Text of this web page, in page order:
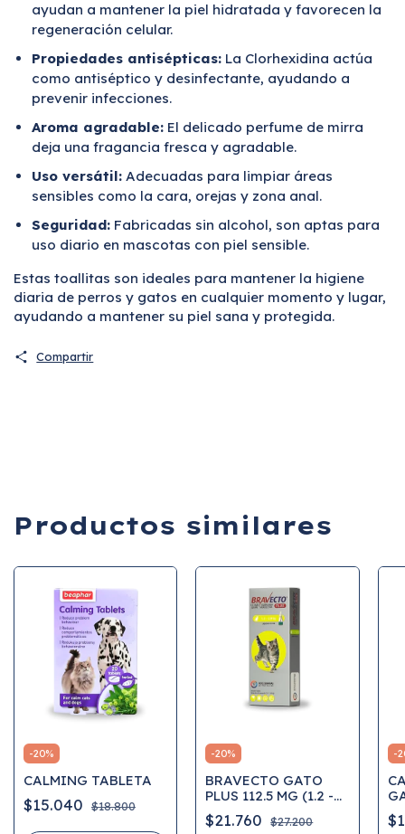
ayudan a mantener la piel hidratada y favorecen la
regeneración celular.
Propiedades antisépticas: La Clorhexidina actúa
como antiséptico y desinfectante, ayudando a
prevenir infecciones.
Aroma agradable: El delicado perfume de mirra
deja una fragancia fresca y agradable.
Uso versátil: Adecuadas para limpiar áreas
sensibles como la cara, orejas y zona anal.
Seguridad: Fabricadas sin alcohol, son aptas para
uso diario en mascotas con piel sensible.
Estas toallitas son ideales para mantener la higiene
diaria de perros y gatos en cualquier momento y lugar,
ayudando a mantener su piel sana y protegida.
Compartir
Productos similares
-20%
CALMING TABLETA
$15.040 $18.800
-20%
BRAVECTO GATO
PLUS 112.5 MG (1.2 -
2.8 KG)
$21.760 $27.200
-